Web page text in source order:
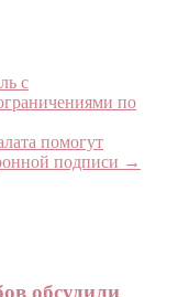
с
по
помогут
подписи →
обсудили